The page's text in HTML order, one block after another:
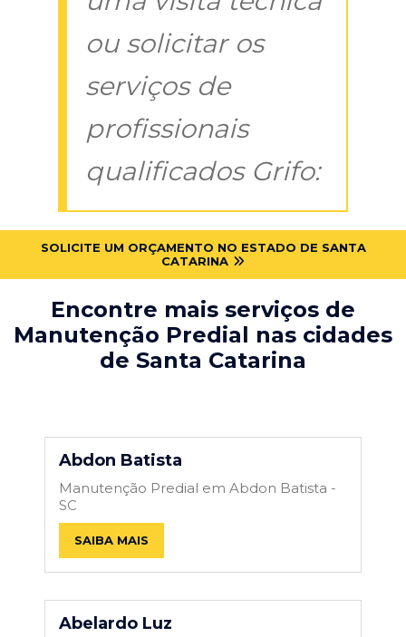
ou solicitar os
serviços de
profissionais
qualificados Grifo:
SOLICITE UM ORÇAMENTO NO ESTADO DE SANTA
CATARINA
Encontre mais serviços de
Manutenção Predial nas cidades
de Santa Catarina
Abdon Batista
Manutenção Predial em Abdon Batista -
SC
SAIBA MAIS
Abelardo Luz